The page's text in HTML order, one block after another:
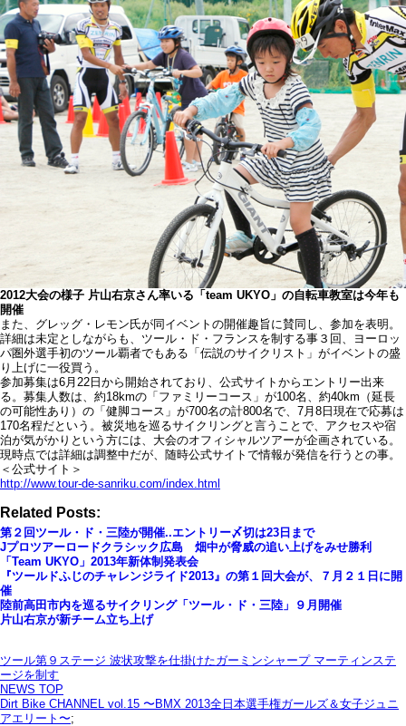
2012大会の様子 片山右京さん率いる「team UKYO」の自転車教室は今年も
開催
また、グレッグ・レモン氏が同イベントの開催趣旨に賛同し、参加を表明。
詳細は未定としながらも、ツール・ド・フランスを制する事３回、ヨーロッ
パ圏外選手初のツール覇者でもある「伝説のサイクリスト」がイベントの盛
り上げに一役買う。
参加募集は6月22日から開始されており、公式サイトからエントリー出来
る。募集人数は、約18kmの「ファミリーコース」が100名、約40km（延長
の可能性あり）の「健脚コース」が700名の計800名で、7月8日現在で応募は
170名程だという。被災地を巡るサイクリングと言うことで、アクセスや宿
泊が気がかりという方には、大会のオフィシャルツアーが企画されている。
現時点では詳細は調整中だが、随時公式サイトで情報が発信を行うとの事。
＜公式サイト＞
http://www.tour-de-sanriku.com/index.html
Related Posts:
第２回ツール・ド・三陸が開催..エントリー〆切は23日まで
Jプロツアーロードクラシック広島 畑中が脅威の追い上げをみせ勝利
「Team UKYO」2013年新体制発表会
『ツールドふじのチャレンジライド2013』の第１回大会が、７月２１日に開
催
陸前高田市内を巡るサイクリング「ツール・ド・三陸」９月開催
片山右京が新チーム立ち上げ
ツール第９ステージ 波状攻撃を仕掛けたガーミンシャープ マーティンステ
ージを制す
NEWS TOP
Dirt Bike CHANNEL vol.15 〜BMX 2013全日本選手権ガールズ＆女子ジュニ
アエリート〜;